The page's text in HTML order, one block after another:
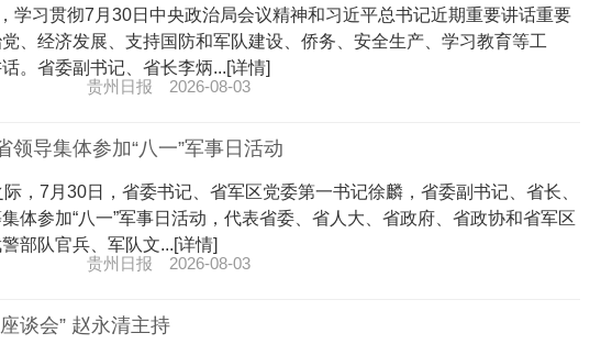
学习贯彻7月30日中央政治局会议精神和习近平总书记近期重要讲话重要
、经济发展、支持国防和军队建设、侨务、安全生产、学习教育等工
。省委副书记、省长李炳...[详情]
贵州日报
2026-08-03
导集体参加“八一”军事日活动
，7月30日，省委书记、省军区党委第一书记徐麟，省委副书记、省长、
体参加“八一”军事日活动，代表省委、省人大、省政府、省政协和省军区
部队官兵、军队文...[详情]
贵州日报
2026-08-03
谈会” 赵永清主持